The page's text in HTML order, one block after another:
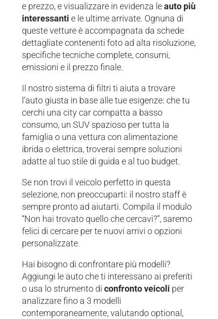
e prezzo, e visualizzare in evidenza leauto più
interessanti e le ultime arrivate. Ognuna di
queste vetture è accompagnata da schede
dettagliate contenenti foto ad alta risoluzione,
specifiche tecniche complete, consumi,
emissioni e il prezzo finale.
Il nostro sistema di filtri ti aiuta a trovare
l’auto giusta in base alle tue esigenze: che tu
cerchi una city car compatta a basso
consumo, un SUV spazioso per tutta la
famiglia o una vettura con alimentazione
ibrida o elettrica, troverai sempre soluzioni
adatte al tuo stile di guida e al tuo budget.
Se non trovi il veicolo perfetto in questa
selezione, non preoccuparti: il nostro staff è
sempre pronto ad aiutarti. Compila il modulo
“Non hai trovato quello che cercavi?”, saremo
felici di cercare per te nuovi arrivi o opzioni
personalizzate.
Hai bisogno di confrontare più modelli?
Aggiungi le auto che ti interessano ai preferiti
o usa lo strumento di confronto veicoli per
analizzare fino a 3 modelli
contemporaneamente, valutando optional,